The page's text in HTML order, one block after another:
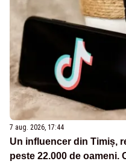
7 aug. 2026, 17:44
Un influencer din Timiș,
peste 22.000 de oameni.